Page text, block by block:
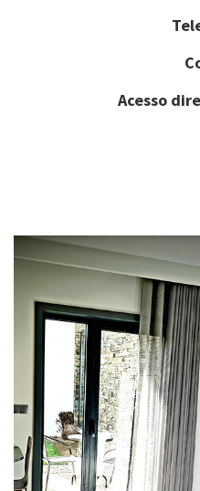
Acesso